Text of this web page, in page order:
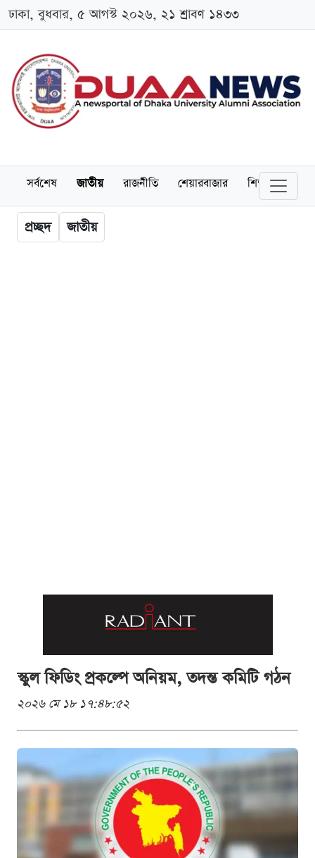
ঢাকা, বুধবার, ৫ আগস্ট ২০২৬, ২১ শ্রাবণ ১৪৩৩
সর্বশেষ জাতীয় রাজনীতি শেয়ারবাজার শিক্ষা
প্রচ্ছদ জাতীয়
স্কুল ফিডিং প্রকল্পে অনিয়ম, তদন্ত কমিটি গঠন
২০২৬ মে ১৮ ১৭:৪৮:৫২